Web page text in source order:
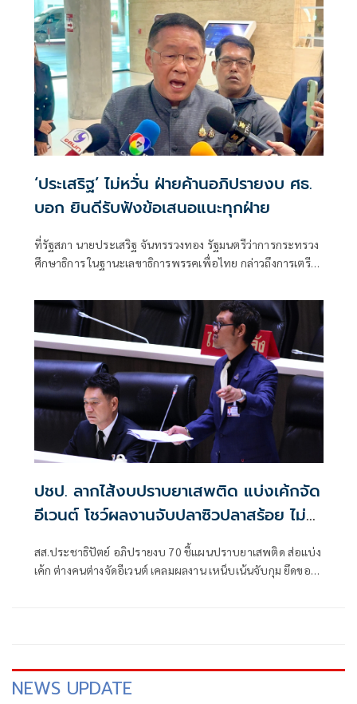
‘ประเสริฐ’ ไม่หวั่น ฝ่ายค้านอภิปรายงบ ศธ.
บอก ยินดีรับฟังข้อเสนอแนะทุกฝ่าย
ที่รัฐสภา นายประเสริฐ จันทรรวงทอง รัฐมนตรีว่าการกระทรวง
ศึกษาธิการ ในฐานะเลขาธิการพรรคเพื่อไทย กล่าวถึงการเตรี
ปชป. ลากไส้งบปราบยาเสพติด แบ่งเค้กจัด
อีเวนต์ โชว์ผลงานจับปลาซิวปลาสร้อย ไม่
เห็นทลายทุนใหญ่ท่อน้ำเลี้ยง
สส.ประชาธิปัตย์ อภิปรายงบ 70 ชี้แผนปราบยาเสพติด ส่อแบ่ง
เค้ก ต่างคนต่างจัดอีเวนต์ เคลมผลงาน เหน็บเน้นจับกุม ยึดของ
NEWS UPDATE